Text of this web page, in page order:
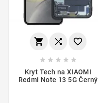
  
    
Kryt Tech na XIAOMI
Redmi Note 13 5G Černý